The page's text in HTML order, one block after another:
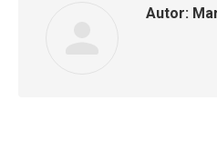
Autor: